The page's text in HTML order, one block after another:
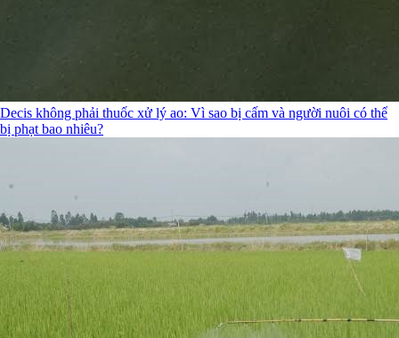
Decis không phải thuốc xử lý ao: Vì sao bị cấm và người nuôi có thể
bị phạt bao nhiêu?